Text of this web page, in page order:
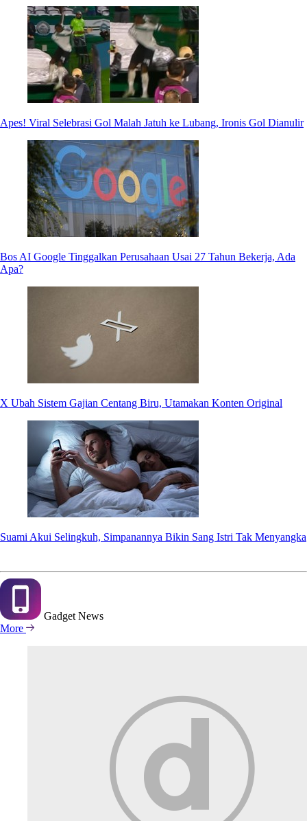
Apes! Viral Selebrasi Gol Malah Jatuh ke Lubang, Ironis Gol Dianulir
Bos AI Google Tinggalkan Perusahaan Usai 27 Tahun Bekerja, Ada
Apa?
X Ubah Sistem Gajian Centang Biru, Utamakan Konten Original
Suami Akui Selingkuh, Simpanannya Bikin Sang Istri Tak Menyangka
Gadget News
More